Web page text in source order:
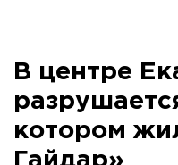
В центре
котором
Гайдар»